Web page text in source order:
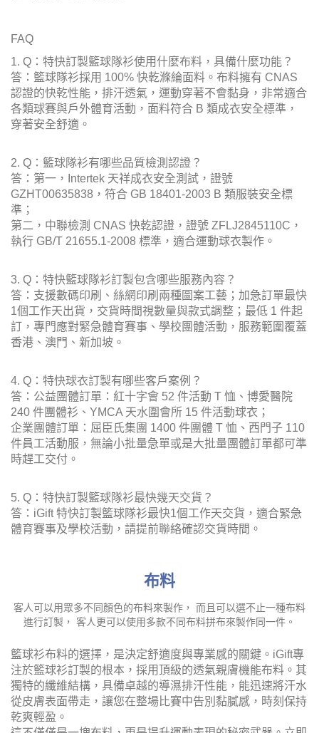
FAQ
1. Q：特快訂製籃球隊衫使用什麼布料，具備什麼功能？
答：籃球隊衫採用 100% 快乾滌綸面料。布料擁有 CNAS
認證的快乾性能，排汗透氣，運動穿著不會黏身，非常適合
各類球賽與戶外體育活動，面料符合 B 類成衣安全標準，
穿著安全舒適。
2. Q：籃球隊衫有哪些品質檢測認證？
答：第一，Intertek 天祥成衣安全測試，證號
GZHT00635838，符合 GB 18401-2003 B 類服裝安全標
準；
第二，中聯檢測 CNAS 快乾認證，證號 ZFLJ2845110C，
執行 GB/T 21655.1-2008 標準，適合運動球衣製作。
3. Q：特快籃球隊衫訂製包含哪些服務內容？
答：支援數碼印刷、絲網印刷兩種圖案工藝；加急訂單最快
1個工作天出貨，交貨時間視數量與款式調整；最低 1 件起
訂，專門應對緊急體育賽事、學校團體活動，服務範圍覆蓋
香港、澳門、新加坡。
4. Q：特快球衣訂製有哪些客戶案例？
答：公益團體訂單：紅十字會 52 件活動 T 恤、博愛醫院
240 件團體衫、YMCA 天水圍會所 15 件活動球衣；
企業團體訂單：屈臣氏集團 1400 件團體 T 恤、西門子 110
件員工活動服，無論小批量急單或是大批量團體訂單都可準
時趕工交付。
5. Q：特快訂製籃球隊衫最快幾天交貨？
答：iGift 特快訂製籃球隊衫最快1個工作天交貨，適合緊急
體育賽事及學校活動，請提前聯絡確認交貨時間。
布料
客人可以用眾多不同顏色的布料來製作， 而且可以選不止一種布料
進行訂製， 客人更可以使用多款不同布料拼布來製作同一件。
籃球衫布料的選擇，是決定舒適度與專業感的關鍵。iGift專
注於籃球衫訂製的根本，採用頂級的透氣親膚機能布料。其
獨特的纖維結構，具備卓越的導濕排汗性能，能迅速將汗水
從皮膚表面帶走，讓您在整場比賽中告別黏膩感，時刻保持
乾爽輕盈。